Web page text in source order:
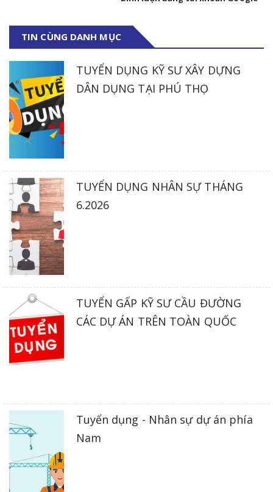
TIN CÙNG DANH MỤC
TUYỂN DỤNG KỸ SƯ XÂY DỰNG
DÂN DỤNG TẠI PHÚ THỌ
TUYỂN DỤNG NHÂN SỰ THÁNG
6.2026
TUYỂN GẤP KỸ SƯ CẦU ĐƯỜNG
CÁC DỰ ÁN TRÊN TOÀN QUỐC
Tuyển dụng - Nhân sự dự án phía
Nam